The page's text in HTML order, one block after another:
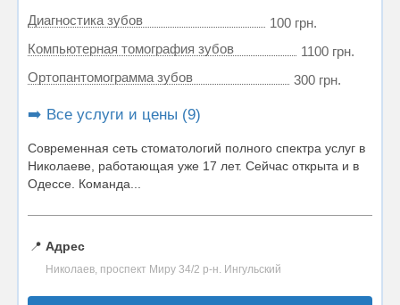
Диагностика зубов
100 грн.
Компьютерная томография зубов
1100 грн.
Ортопантомограмма зубов
300 грн.
➡️ Все услуги и цены (9)
Современная сеть стоматологий полного спектра услуг в
Николаеве, работающая уже 17 лет. Сейчас открыта и в
Одессе. Команда...
📍 Адрес
Николаев, проспект Миру 34/2 р-н. Ингульский